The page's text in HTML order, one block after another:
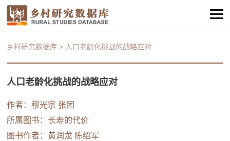
乡村研究数据库 > 人口老龄化挑战的战略应对
人口老龄化挑战的战略应对
作者：穆光宗 张团
所属图书： 长寿的代价
图书作者：黄润龙 陈绍军